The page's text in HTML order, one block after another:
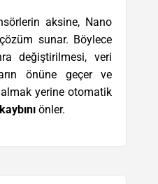
aksine, Nano
sunar. Böylece
değiştirilmesi, veri
önüne geçer ve
yerine otomatik
kaybınıönler.